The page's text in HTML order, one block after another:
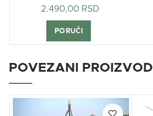
2.490,00 RSD
PORUČI
POVEZANI PROIZVODI